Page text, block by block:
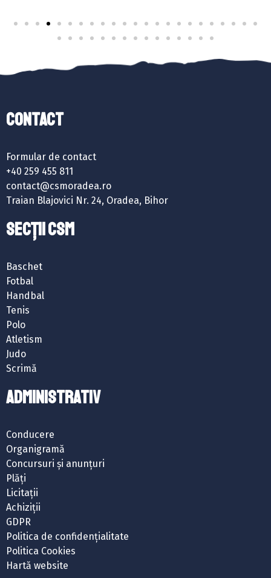
Contact
Formular de contact
+40 259 455 811
contact@csmoradea.ro
Traian Blajovici Nr. 24, Oradea, Bihor
SECȚII CSM
Baschet
Fotbal
Handbal
Tenis
Polo
Atletism
Judo
Scrimă
ADMINISTRATIV
Conducere
Organigramă
Concursuri și anunțuri
Plăți
Licitații
Achiziții
GDPR
Politica de confidențialitate
Politica Cookies
Hartă website